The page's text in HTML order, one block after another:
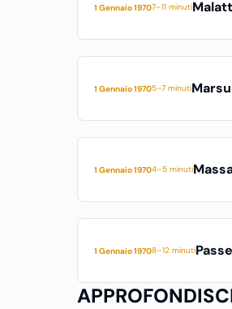
1 Gennaio 19707–11 minuti
1 Gennaio 19705–7 minuti
1 Gennaio 19704–5 minuti
1 Gennaio 19708–12 minuti